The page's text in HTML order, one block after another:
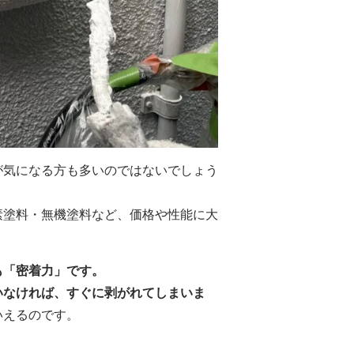
になる方も多いのではないでしょう
料・無機塗料など、価格や性能に大
密着力」です。
ければ、すぐに剥がれてしまいま
るのです。